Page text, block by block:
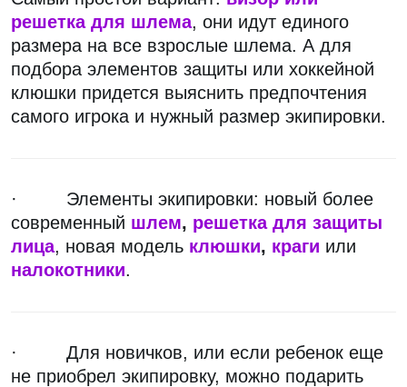
решетка для шлема, они идут единого
размера на все взрослые шлема. А для
подбора элементов защиты или хоккейной
клюшки придется выяснить предпочтения
самого игрока и нужный размер экипировки.
· Элементы экипировки: новый более
современный шлем, решетка для защиты
лица, новая модель клюшки, краги или
налокотники.
· Для новичков, или если ребенок еще
не приобрел экипировку, можно подарить